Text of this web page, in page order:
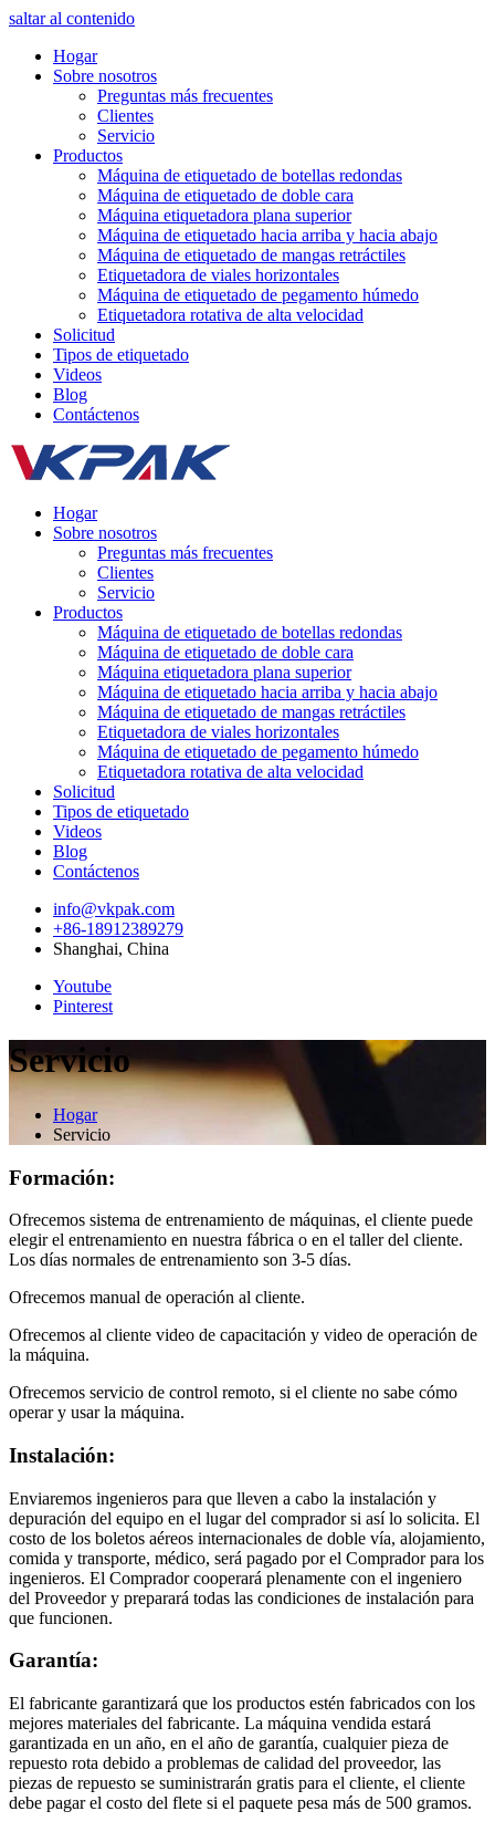
saltar al contenido
Hogar
Sobre nosotros
Preguntas más frecuentes
Clientes
Servicio
Productos
Máquina de etiquetado de botellas redondas
Máquina de etiquetado de doble cara
Máquina etiquetadora plana superior
Máquina de etiquetado hacia arriba y hacia abajo
Máquina de etiquetado de mangas retráctiles
Etiquetadora de viales horizontales
Máquina de etiquetado de pegamento húmedo
Etiquetadora rotativa de alta velocidad
Solicitud
Tipos de etiquetado
Videos
Blog
Contáctenos
Hogar
Sobre nosotros
Preguntas más frecuentes
Clientes
Servicio
Productos
Máquina de etiquetado de botellas redondas
Máquina de etiquetado de doble cara
Máquina etiquetadora plana superior
Máquina de etiquetado hacia arriba y hacia abajo
Máquina de etiquetado de mangas retráctiles
Etiquetadora de viales horizontales
Máquina de etiquetado de pegamento húmedo
Etiquetadora rotativa de alta velocidad
Solicitud
Tipos de etiquetado
Videos
Blog
Contáctenos
info@vkpak.com
+86-18912389279
Shanghai, China
Youtube
Pinterest
Servicio
Hogar
Servicio
Formación:
Ofrecemos sistema de entrenamiento de máquinas, el cliente puede
elegir el entrenamiento en nuestra fábrica o en el taller del cliente.
Los días normales de entrenamiento son 3-5 días.
Ofrecemos manual de operación al cliente.
Ofrecemos al cliente video de capacitación y video de operación de
la máquina.
Ofrecemos servicio de control remoto, si el cliente no sabe cómo
operar y usar la máquina.
Instalación:
Enviaremos ingenieros para que lleven a cabo la instalación y
depuración del equipo en el lugar del comprador si así lo solicita. El
costo de los boletos aéreos internacionales de doble vía, alojamiento,
comida y transporte, médico, será pagado por el Comprador para los
ingenieros. El Comprador cooperará plenamente con el ingeniero
del Proveedor y preparará todas las condiciones de instalación para
que funcionen.
Garantía:
El fabricante garantizará que los productos estén fabricados con los
mejores materiales del fabricante. La máquina vendida estará
garantizada en un año, en el año de garantía, cualquier pieza de
repuesto rota debido a problemas de calidad del proveedor, las
piezas de repuesto se suministrarán gratis para el cliente, el cliente
debe pagar el costo del flete si el paquete pesa más de 500 gramos.